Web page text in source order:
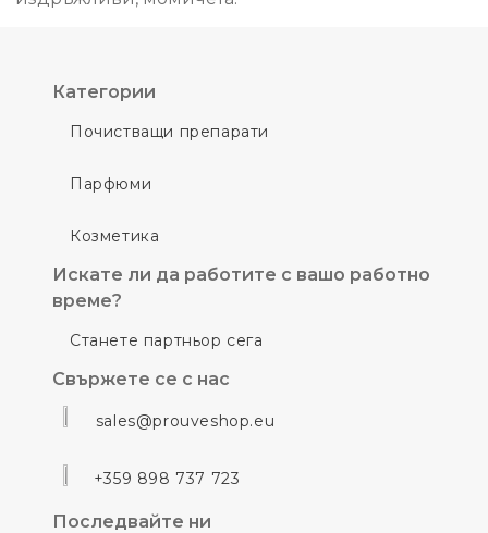
Категории
Почистващи препарати
Парфюми
Козметика
Искате ли да работите с вашо работно
време?
Станете партньор сега
Свържете се с нас
sales@prouveshop.eu
+359 898 737 723
Последвайте ни